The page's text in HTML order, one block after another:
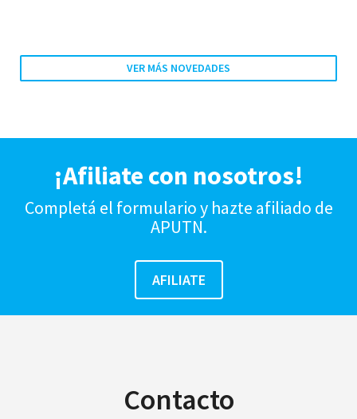
VER MÁS NOVEDADES
¡Afiliate con nosotros!
Completá el formulario y hazte afiliado de
APUTN.
Contacto